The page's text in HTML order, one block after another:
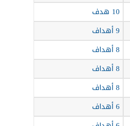
10 هدف
9 أهداف
8 أهداف
8 أهداف
8 أهداف
6 أهداف